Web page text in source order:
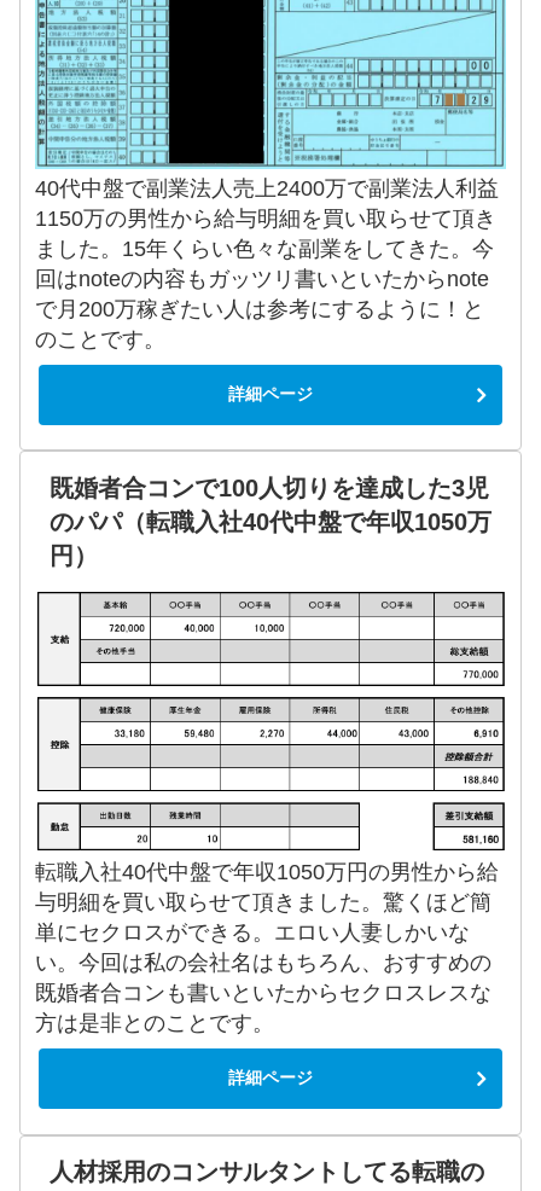
40代中盤で副業法人売上2400万で副業法人利益
1150万の男性から給与明細を買い取らせて頂き
ました。15年くらい色々な副業をしてきた。今
回はnoteの内容もガッツリ書いといたからnote
で月200万稼ぎたい人は参考にするように！と
のことです。
詳細ページ
既婚者合コンで100人切りを達成した3児
のパパ（転職入社40代中盤で年収1050万
円）
転職入社40代中盤で年収1050万円の男性から給
与明細を買い取らせて頂きました。驚くほど簡
単にセクロスができる。エロい人妻しかいな
い。今回は私の会社名はもちろん、おすすめの
既婚者合コンも書いといたからセクロスレスな
方は是非とのことです。
詳細ページ
人材採用のコンサルタントしてる転職の